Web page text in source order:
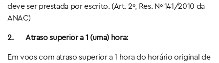
deve ser prestada por escrito. (Art. 2º, Res. Nº 141/2010 da
ANAC)
2. Atraso superior a 1 (uma) hora:
Em voos com atraso superior a 1 hora do horário original de